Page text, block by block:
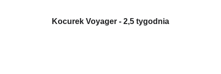
Kocurek Voyager - 2,5 tygodnia